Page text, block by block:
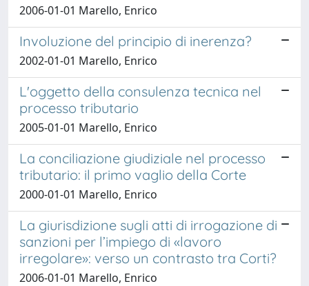
2006-01-01 Marello, Enrico
Involuzione del principio di inerenza?
2002-01-01 Marello, Enrico
L'oggetto della consulenza tecnica nel
processo tributario
2005-01-01 Marello, Enrico
La conciliazione giudiziale nel processo
tributario: il primo vaglio della Corte
2000-01-01 Marello, Enrico
La giurisdizione sugli atti di irrogazione di
sanzioni per l’impiego di «lavoro
irregolare»: verso un contrasto tra Corti?
2006-01-01 Marello, Enrico